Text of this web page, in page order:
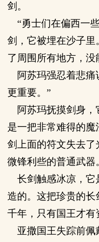
剑。
“勇士们在偏西一
剑，它被埋在沙子里
了周围所有地方，没
阿苏玛强忍着悲痛
更重要。”
阿苏玛抚摸剑身，
是一把非常难得的魔
剑上面的符文失去
微锋利些的普通武器
长剑触感冰凉，它
造的。这把珍贵的长
千年，只有国王才有
亚撒国王失踪前佩